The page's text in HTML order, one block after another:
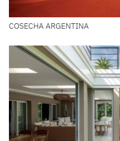
COSECHA ARGENTINA